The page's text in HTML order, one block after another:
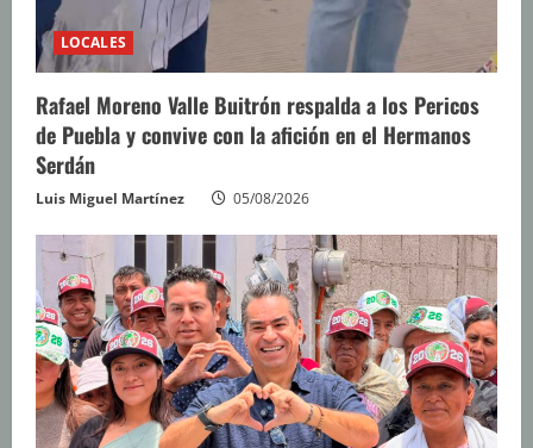
LOCALES
Rafael Moreno Valle Buitrón respalda a los Pericos
de Puebla y convive con la afición en el Hermanos
Serdán
Luis Miguel Martínez 05/08/2026